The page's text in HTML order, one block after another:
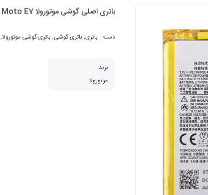
باتری اصلی گوشی موتورولا Moto E7 مدل KG40
دسته : باتری,باتری گوشی,باتری گوشی موتورولا,
برند
موتورولا